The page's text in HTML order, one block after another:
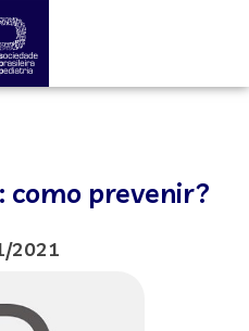
prevenir?
2021